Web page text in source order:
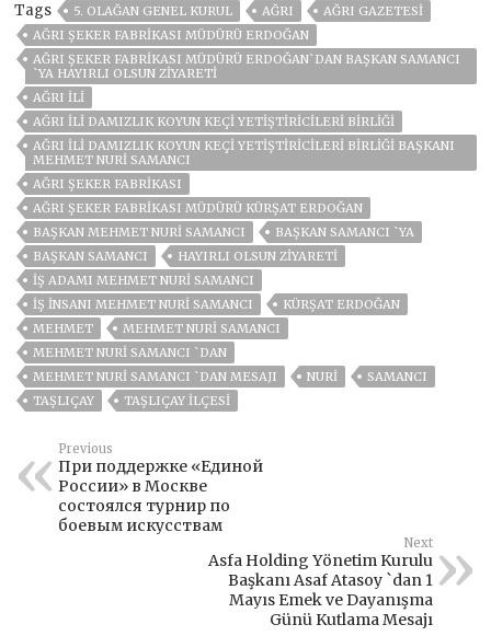
Tags 5. OLAĞAN GENEL KURUL AĞRI
AĞRI GAZETESİ
AĞRI ŞEKER FABRİKASI MÜDÜRÜ ERDOĞAN
AĞRI ŞEKER FABRİKASI MÜDÜRÜ ERDOĞAN`DAN BAŞKAN SAMANCI
`YA HAYIRLI OLSUN ZİYARETİ
AĞRI ILI
AĞRI İLI DAMIZLIK KOYUN KEÇI YETIŞTIRICILERI BIRLIĞI
AĞRI İLI DAMIZLIK KOYUN KEÇI YETIŞTIRICILERI BIRLIĞI BAŞKANI
MEHMET NURI SAMANCI
AĞRI ŞEKER FABRIKASI
AĞRI ŞEKER FABRIKASI MÜDÜRÜ KÜRŞAT ERDOĞAN
BAŞKAN MEHMET NURI SAMANCI
BAŞKAN SAMANCI `YA
BAŞKAN SAMANCI
HAYIRLI OLSUN ZİYARETİ
IŞ ADAMI MEHMET NURI SAMANCI
IŞ INSANI MEHMET NURI SAMANCI
KÜRŞAT ERDOĞAN
MEHMET
MEHMET NURİ SAMANCI
MEHMET NURİ SAMANCI `DAN
MEHMET NURİ SAMANCI `DAN MESAJI
NURI
SAMANCI
TAŞLIÇAY
TAŞLIÇAY ILÇESI
Previous
При поддержке «Единой
России» в Москве
состоялся турнир по
боевым искусствам
Next
Asfa Holding Yönetim Kurulu
Başkanı Asaf Atasoy `dan 1
Mayıs Emek ve Dayanışma
Günü Kutlama Mesajı